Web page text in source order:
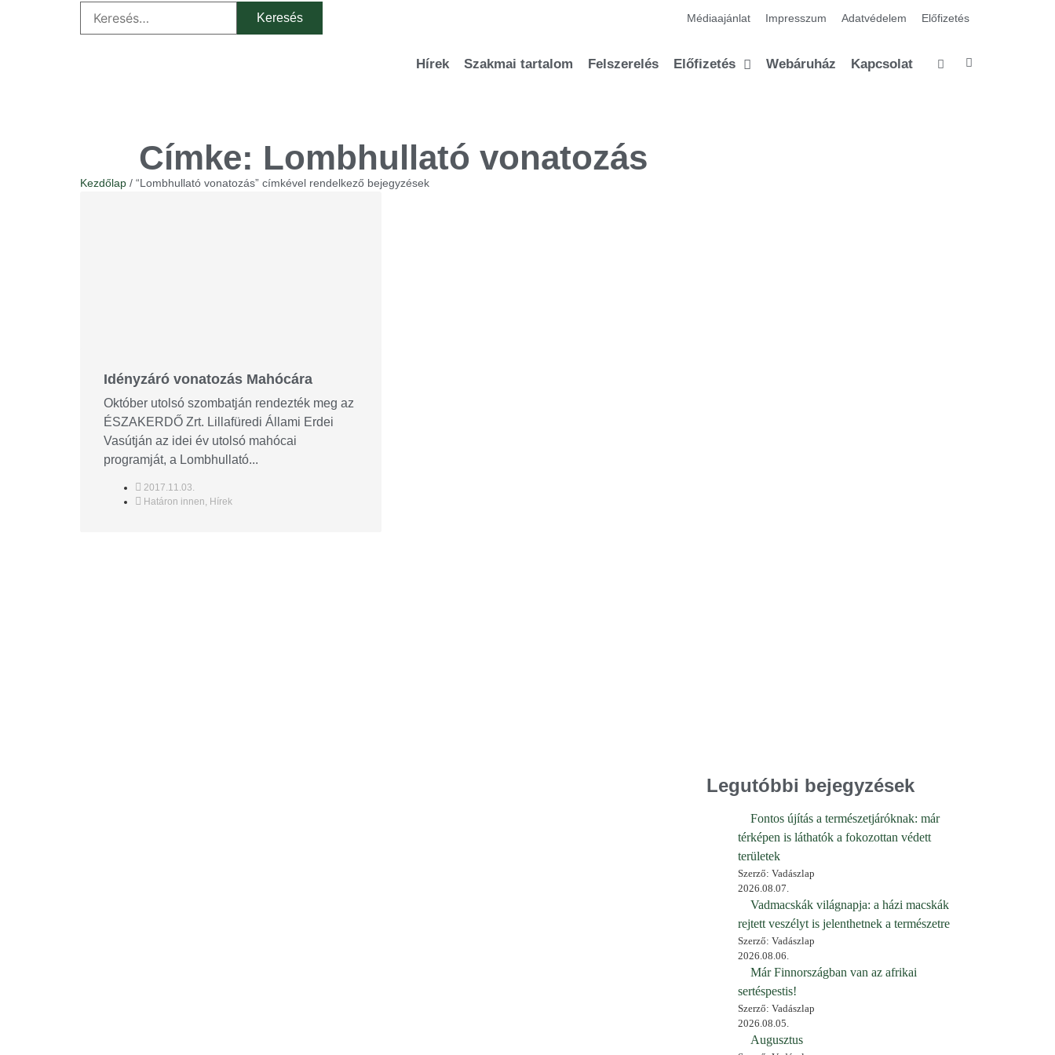
Médiaajánlat Impresszum Adatvédelem Előfizetés
Hírek Szakmai tartalom Felszerelés Előfizetés Webáruház Kapcsolat
Címke: Lombhullató vonatozás
Kezdőlap / “Lombhullató vonatozás” címkével rendelkező bejegyzések
Idényzáró vonatozás Mahócára
Október utolsó szombatján rendezték meg az
ÉSZAKERDŐ Zrt. Lillafüredi Állami Erdei
Vasútján az idei év utolsó mahócai
programját, a Lombhullató...
2017.11.03.
Határon innen, Hírek
Legutóbbi bejegyzések
Fontos újítás a természetjáróknak: már
térképen is láthatók a fokozottan védett
területek
Szerző: Vadászlap
2026.08.07.
Vadmacskák világnapja: a házi macskák
rejtett veszélyt is jelenthetnek a természetre
Szerző: Vadászlap
2026.08.06.
Már Finnországban van az afrikai
sertéspestis!
Szerző: Vadászlap
2026.08.05.
Augusztus